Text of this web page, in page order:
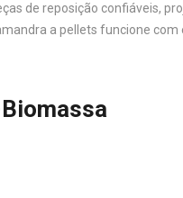
de reposição confiáveis,
a pellets funcione